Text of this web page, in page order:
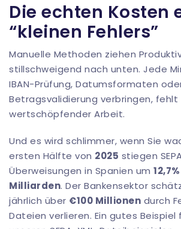
Die echten Kosten
“kleinen Fehlers”
Manuelle Methoden ziehen
stillschweigend nach unten. Jede
IBAN-Prüfung, Datumsformaten
Betragsvalidierung verbringen, fehlt
wertschöpfender Arbeit.
Und es wird schlimmer, wenn Sie
ersten Hälfte von 2025 stiegen
Überweisungen in Spanien um 12,7%
Milliarden. Der Bankensektor
jährlich über €100 Millionen durch
Dateien verlieren. Ein gutes Beispiel